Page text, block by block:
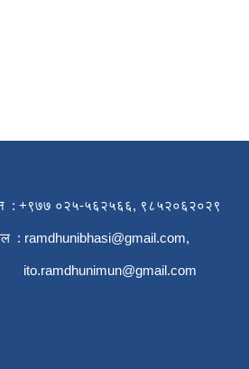
०२५-५६२५६६, ९८५२०६२०२९
: ramdhunibhasi@gmail.com,
ito.ramdhunimun@gmail.com